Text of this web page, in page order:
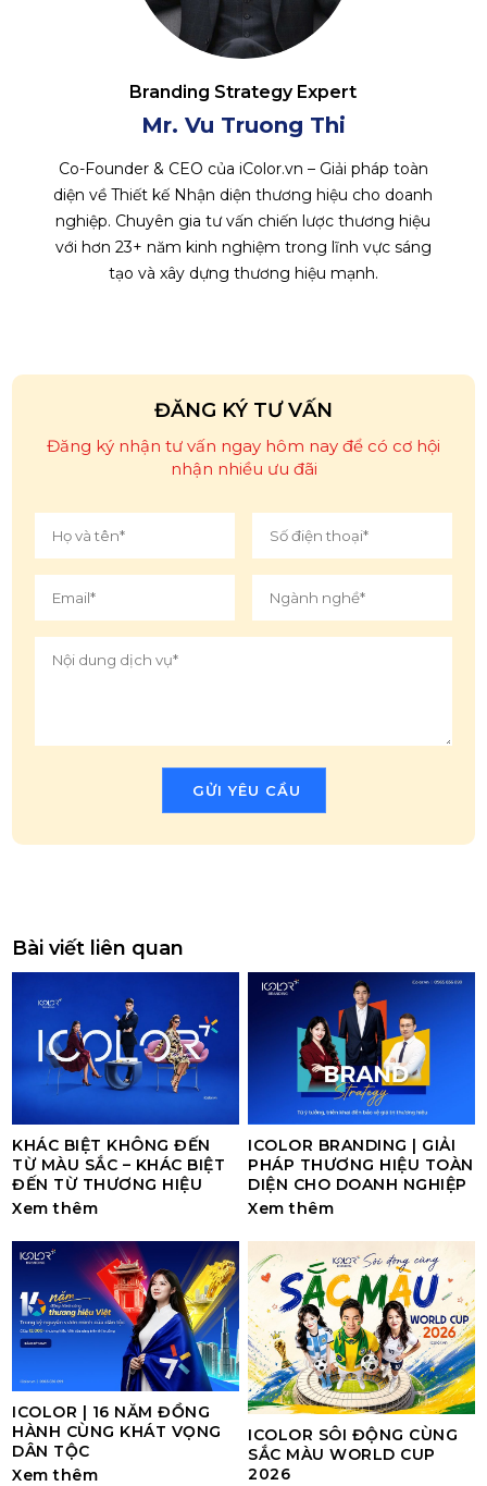
Branding Strategy Expert
Mr. Vu Truong Thi
Co-Founder & CEO của iColor.vn – Giải pháp toàn
diện về Thiết kế Nhận diện thương hiệu cho doanh
nghiệp. Chuyên gia tư vấn chiến lược thương hiệu
với hơn 23+ năm kinh nghiệm trong lĩnh vực sáng
tạo và xây dựng thương hiệu mạnh.
ĐĂNG KÝ TƯ VẤN
Đăng ký nhận tư vấn ngay hôm nay để có cơ hội
nhận nhiều ưu đãi
Bài viết liên quan
KHÁC BIỆT KHÔNG ĐẾN
TỪ MÀU SẮC – KHÁC BIỆT
ĐẾN TỪ THƯƠNG HIỆU
Xem thêm
ICOLOR BRANDING | GIẢI
PHÁP THƯƠNG HIỆU TOÀN
DIỆN CHO DOANH NGHIỆP
Xem thêm
ICOLOR | 16 NĂM ĐỒNG
HÀNH CÙNG KHÁT VỌNG
DÂN TỘC
Xem thêm
ICOLOR SÔI ĐỘNG CÙNG
SẮC MÀU WORLD CUP
2026